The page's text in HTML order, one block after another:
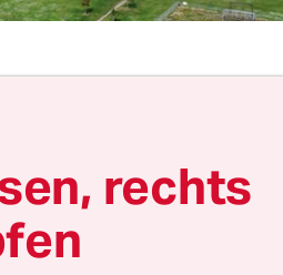
also.
am geschützten
Unterkünfte für
will der Senat
– den Entwurf
rechts